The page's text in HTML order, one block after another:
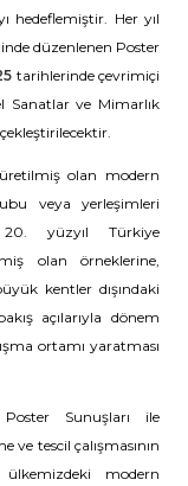
hedeflemiştir. Her yıl
düzenlenen Poster
tarihlerinde çevrimiçi
Sanatlar ve Mimarlık
üretilmiş olan modern
veya yerleşimleri
20. yüzyıl Türkiye
olan örneklerine,
kentler dışındaki
açılarıyla dönem
ortamı yaratması
Sunuşları ile
tescil çalışmasının
ülkemizdeki modern